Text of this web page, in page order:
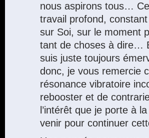
nous aspirons tous…
travail profond,
sur Soi, sur le moment
tant de choses à dire…
suis juste toujours
donc, je vous remercie
résonance vibratoire
rebooster et de
l’intérêt que je porte à
venir pour continuer